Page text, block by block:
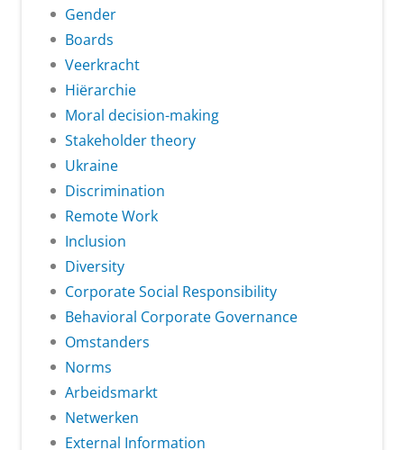
Gender
Boards
Veerkracht
Hiërarchie
Moral decision-making
Stakeholder theory
Ukraine
Discrimination
Remote Work
Inclusion
Diversity
Corporate Social Responsibility
Behavioral Corporate Governance
Omstanders
Norms
Arbeidsmarkt
Netwerken
External Information